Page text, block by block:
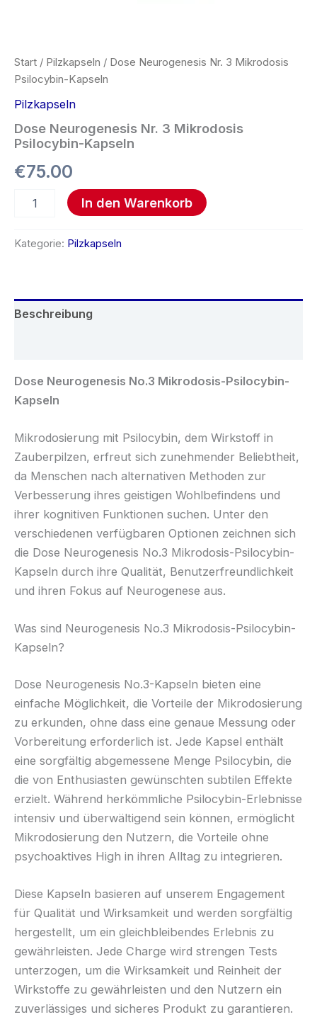
Start / Pilzkapseln / Dose Neurogenesis Nr. 3 Mikrodosis
Psilocybin-Kapseln
Pilzkapseln
Dose Neurogenesis Nr. 3 Mikrodosis
Psilocybin-Kapseln
€75.00
In den Warenkorb
Kategorie: Pilzkapseln
Beschreibung
Dose Neurogenesis No.3 Mikrodosis-Psilocybin-
Kapseln
Mikrodosierung mit Psilocybin, dem Wirkstoff in
Zauberpilzen, erfreut sich zunehmender Beliebtheit,
da Menschen nach alternativen Methoden zur
Verbesserung ihres geistigen Wohlbefindens und
ihrer kognitiven Funktionen suchen. Unter den
verschiedenen verfügbaren Optionen zeichnen sich
die Dose Neurogenesis No.3 Mikrodosis-Psilocybin-
Kapseln durch ihre Qualität, Benutzerfreundlichkeit
und ihren Fokus auf Neurogenese aus.
Was sind Neurogenesis No.3 Mikrodosis-Psilocybin-
Kapseln?
Dose Neurogenesis No.3-Kapseln bieten eine
einfache Möglichkeit, die Vorteile der Mikrodosierung
zu erkunden, ohne dass eine genaue Messung oder
Vorbereitung erforderlich ist. Jede Kapsel enthält
eine sorgfältig abgemessene Menge Psilocybin, die
die von Enthusiasten gewünschten subtilen Effekte
erzielt. Während herkömmliche Psilocybin-Erlebnisse
intensiv und überwältigend sein können, ermöglicht
Mikrodosierung den Nutzern, die Vorteile ohne
psychoaktives High in ihren Alltag zu integrieren.
Diese Kapseln basieren auf unserem Engagement
für Qualität und Wirksamkeit und werden sorgfältig
hergestellt, um ein gleichbleibendes Erlebnis zu
gewährleisten. Jede Charge wird strengen Tests
unterzogen, um die Wirksamkeit und Reinheit der
Wirkstoffe zu gewährleisten und den Nutzern ein
zuverlässiges und sicheres Produkt zu garantieren.